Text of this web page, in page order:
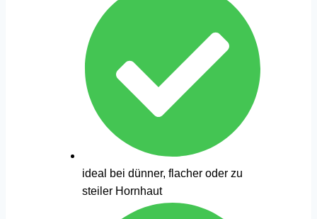
ideal bei dünner, flacher oder zu
steiler Hornhaut